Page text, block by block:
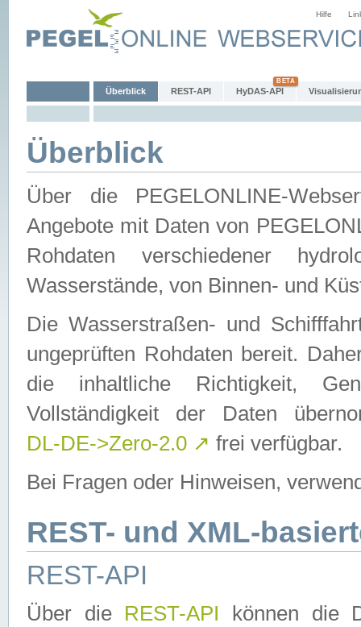
Hilfe
Überblick REST-API HyDAS-API
Überblick
Über die PEGELONLINE-
Angebote mit Daten von
Rohdaten verschiedener
Wasserstände, von Binnen- und
Die Wasserstraßen- und
ungeprüften Rohdaten bereit.
die inhaltliche Richtigkeit,
Vollständigkeit der Daten
DL-DE->Zero-2.0 ↗ frei verfügbar.
Bei Fragen oder Hinweisen,
REST- und XML-
REST-API
Über die REST-API können die